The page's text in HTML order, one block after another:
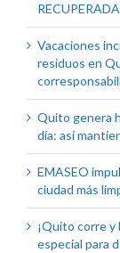
Vacaciones
residuos en
Quito genera
día: así
EMASEO
ciudad más
¡Quito corre y
especial para